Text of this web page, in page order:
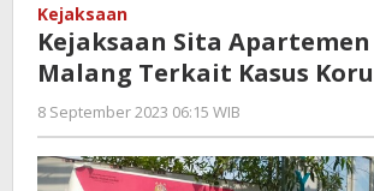
Kota
GTS
Kejaksaan
Kejaksaan Sita
Malang Terkait Kasus
8 September 2023 06:15 WIB
Azka